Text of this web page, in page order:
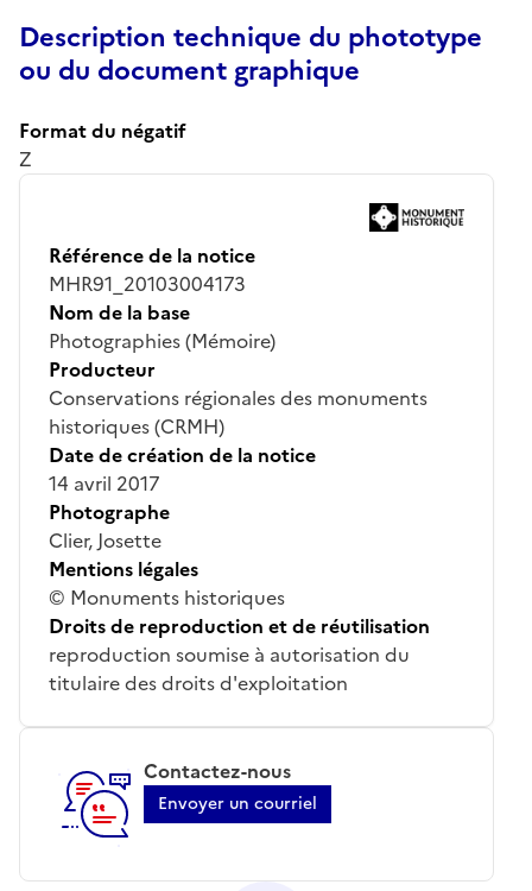
Description technique du phototype
ou du document graphique
Format du négatif
Z
Référence de la notice
MHR91_20103004173
Nom de la base
Photographies (Mémoire)
Producteur
Conservations régionales des monuments
historiques (CRMH)
Date de création de la notice
14 avril 2017
Photographe
Clier, Josette
Mentions légales
© Monuments historiques
Droits de reproduction et de réutilisation
reproduction soumise à autorisation du
titulaire des droits d'exploitation
Contactez-nous
Envoyer un courriel